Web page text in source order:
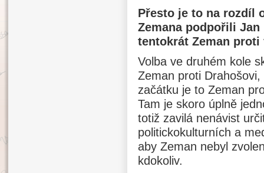
Přesto je to na rozdíl
Zemana podpořili
tentokrát Zeman proti
Volba ve druhém kole
Zeman proti
začátku je to Zeman
Tam je skoro úplně
totiž zavilá nenávist
politickokulturních a
aby Zeman nebyl
kdokoliv.